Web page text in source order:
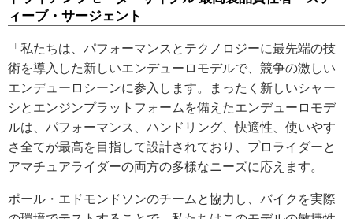
ィーブ・サージェント
「私たちは、パフォーマンスとテクノロジーに最先端の技
術を導入した新しいエンデューロモデルで、競争の激しい
エンデューロシーンに参入します。まったく新しいシャー
シとエンジンプラットフォームを備えたエンデューロモデ
ルは、パフォーマンス、ハンドリング、快適性、使いやす
さ全てが最高を目指して設計されており、プロライダーと
アマチュアライダーの両方の多様なニーズに応えます。
ポール・エドモンドソンのチームと協力し、バイクを実際